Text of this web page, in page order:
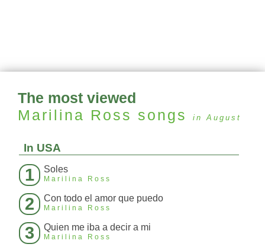
The most viewed
Marilina Ross songs in August
In USA
1 Soles
Marilina Ross
2 Con todo el amor que puedo
Marilina Ross
3 Quien me iba a decir a mi
Marilina Ross